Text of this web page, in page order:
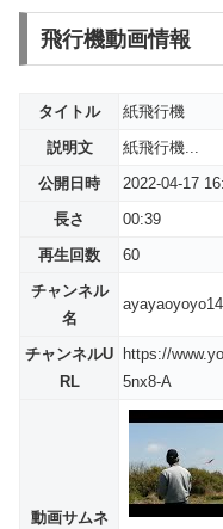
飛行機動画情報
タイトル
紙飛行機
説明文
紙飛行機...
公開日時
2022-04-17
長さ
00:39
再生回数
60
チャンネル
名
チャンネルU
RL
https://
5nx8-A
動画サムネ